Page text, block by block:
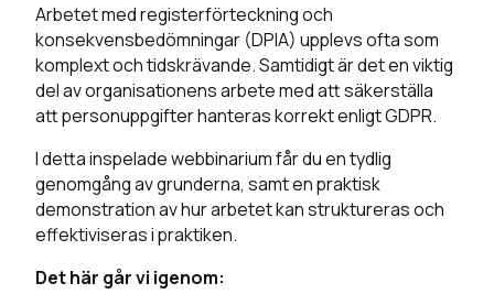
Arbetet med registerförteckning och
konsekvensbedömningar (DPIA) upplevs ofta som
komplext och tidskrävande. Samtidigt är det en viktig
del av organisationens arbete med att säkerställa
att personuppgifter hanteras korrekt enligt GDPR.
I detta inspelade webbinarium får du en tydlig
genomgång av grunderna, samt en praktisk
demonstration av hur arbetet kan struktureras och
effektiviseras i praktiken.
Det här går vi igenom: